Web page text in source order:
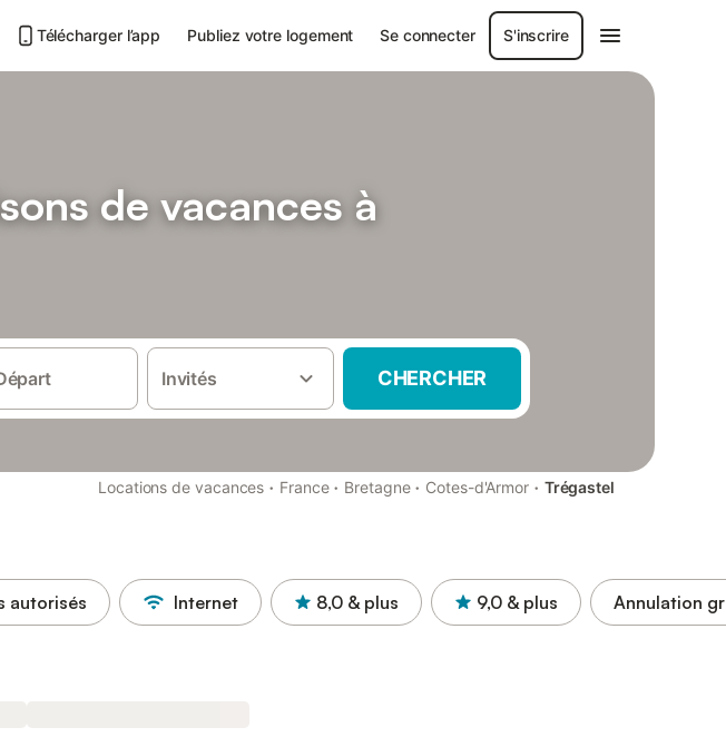
Télécharger l’app Publiez votre logement Se connecter S'inscrire
de vacances à
Invités CHERCHER
Locations de vacances · France · Bretagne · Cotes-d'Armor · Trégastel
autorisés Internet 8,0 & plus 9,0 & plus Annulation